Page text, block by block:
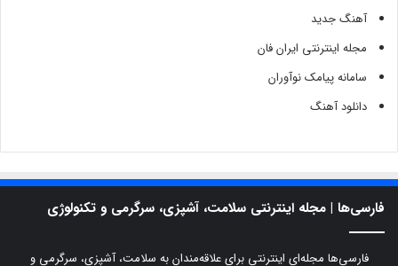
آهنگ جدید
مجله اینترنتی ایران فان
سامانه پیامک نوآوران
دانلود آهنگ
فارسی‌ها | مجله اینترنتی سلامت، آشپزی، سرگرمی و تکنولوژی
فارسی‌ها مجله‌ای اینترنتی برای علاقه‌مندان به سلامت، آشپزی، سرگرمی و